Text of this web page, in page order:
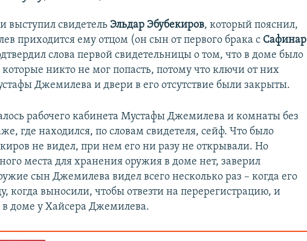
выступил свидетель Эльдар Эбубекиров, который пояснил,
приходится ему отцом (он сын от первого брака с Сафинар
слова первой свидетельницы о том, что в доме было
никто не мог попасть, потому что ключи от них
Джемилева и двери в его отсутствие были закрыты.
рабочего кабинета Мустафы Джемилева и комнаты без
где находился, по словам свидетеля, сейф. Что было
не видел, при нем его ни разу не открывали. Но
места для хранения оружия в доме нет, заверил
сын Джемилева видел всего несколько раз – когда его
когда выносили, чтобы отвезти на перерегистрацию, и
в доме у Хайсера Джемилева.